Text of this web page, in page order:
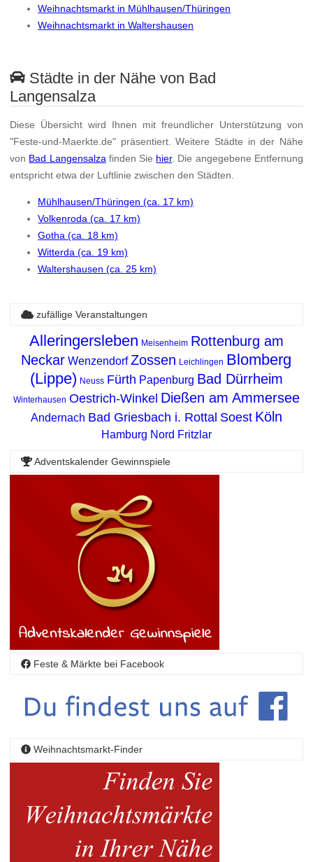
Weihnachtsmarkt in Mühlhausen/Thüringen
Weihnachtsmarkt in Waltershausen
Städte in der Nähe von Bad
Langensalza
Diese Übersicht wird Ihnen mit freundlicher Unterstützung von
"Feste-und-Maerkte.de" präsentiert. Weitere Städte in der Nähe
von Bad Langensalza finden Sie hier. Die angegebene Entfernung
entspricht etwa der Luftlinie zwischen den Städten.
Mühlhausen/Thüringen (ca. 17 km)
Volkenroda (ca. 17 km)
Gotha (ca. 18 km)
Witterda (ca. 19 km)
Waltershausen (ca. 25 km)
zufällige Veranstaltungen
Alleringersleben Meisenheim Rottenburg am
Neckar Wenzendorf Zossen Leichlingen Blomberg
(Lippe) Neuss Fürth Papenburg Bad Dürrheim
Winterhausen Oestrich-Winkel Dießen am Ammersee
Andernach Bad Griesbach i. Rottal Soest Köln
Hamburg Nord Fritzlar
Adventskalender Gewinnspiele
Feste & Märkte bei Facebook
Weihnachtsmarkt-Finder